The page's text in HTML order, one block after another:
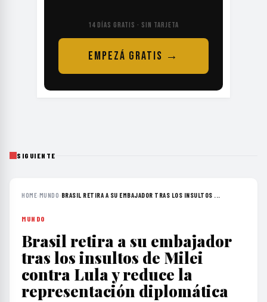
14 DÍAS GRATIS · SIN TARJETA
EMPEZÁ GRATIS →
SIGUIENTE
HOME›MUNDO› BRASIL RETIRA A SU EMBAJADOR TRAS LOS INSULTOS ...
MUNDO
Brasil retira a su embajador
tras los insultos de Milei
contra Lula y reduce la
representación diplomática